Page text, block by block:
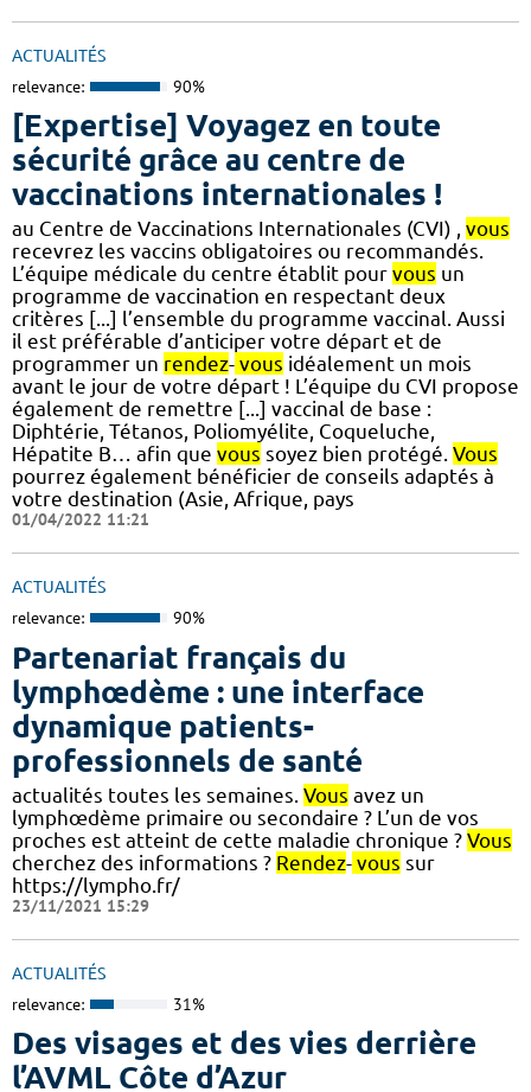
ACTUALITÉS
relevance: 90%
[Expertise] Voyagez en toute
sécurité grâce au centre de
vaccinations internationales !
au Centre de Vaccinations Internationales (CVI) , vous
recevrez les vaccins obligatoires ou recommandés.
L’équipe médicale du centre établit pour vous un
programme de vaccination en respectant deux
critères [...] l’ensemble du programme vaccinal. Aussi
il est préférable d’anticiper votre départ et de
programmer un rendez- vous idéalement un mois
avant le jour de votre départ ! L’équipe du CVI propose
également de remettre [...] vaccinal de base :
Diphtérie, Tétanos, Poliomyélite, Coqueluche,
Hépatite B… afin que vous soyez bien protégé. Vous
pourrez également bénéficier de conseils adaptés à
votre destination (Asie, Afrique, pays
01/04/2022 11:21
ACTUALITÉS
relevance: 90%
Partenariat français du
lymphœdème : une interface
dynamique patients-
professionnels de santé
actualités toutes les semaines. Vous avez un
lymphœdème primaire ou secondaire ? L’un de vos
proches est atteint de cette maladie chronique ? Vous
cherchez des informations ? Rendez- vous sur
https://lympho.fr/
23/11/2021 15:29
ACTUALITÉS
relevance: 31%
Des visages et des vies derrière
l’AVML Côte d’Azur